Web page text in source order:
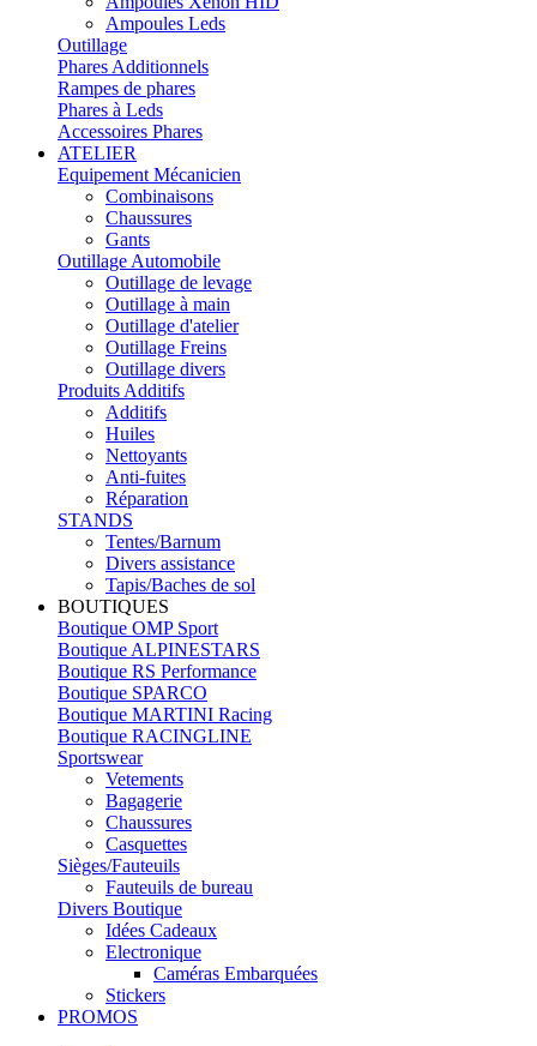
Ampoules Leds
Outillage
Phares Additionnels
Rampes de phares
Phares à Leds
Accessoires Phares
ATELIER
Equipement Mécanicien
Combinaisons
Chaussures
Gants
Outillage Automobile
Outillage de levage
Outillage à main
Outillage d'atelier
Outillage Freins
Outillage divers
Produits Additifs
Additifs
Huiles
Nettoyants
Anti-fuites
Réparation
STANDS
Tentes/Barnum
Divers assistance
Tapis/Baches de sol
BOUTIQUES
Boutique OMP Sport
Boutique ALPINESTARS
Boutique RS Performance
Boutique SPARCO
Boutique MARTINI Racing
Boutique RACINGLINE
Sportswear
Vetements
Bagagerie
Chaussures
Casquettes
Sièges/Fauteuils
Fauteuils de bureau
Divers Boutique
Idées Cadeaux
Electronique
Caméras Embarquées
Stickers
PROMOS